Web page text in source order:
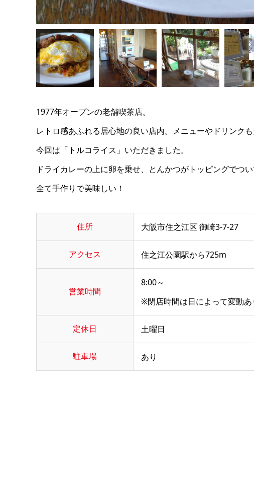
1977年オープンの老舗喫茶店。
レトロ感あふれる居心地の良い店内。メニューやドリンク
今回は「トルコライス」いただきました。
ドライカレーの上に卵を乗せ、とんかつがトッピングでつい
全て手作りで美味しい！
住所 大阪市住之江区 御崎3-7-27
アクセス 住之江公園駅から725m
営業時間
8:00～
※閉店時間は日によって変動あ
定休日 土曜日
駐車場 あり